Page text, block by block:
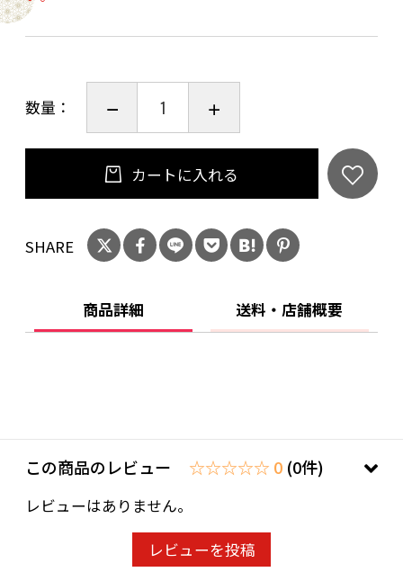
「四国八十八ヶ所霊場めぐり」「大津百景」な
ど風景画の連作を収めた画集を刊行。一方で大
社、石清水八幡宮などにふすま絵や障壁画を奉
納。
数量：
カートに入れる
SHARE
商品詳細 送料・店舗概要
この商品のレビュー ☆☆☆☆☆ 0 (0件)
レビューはありません。
レビューを投稿